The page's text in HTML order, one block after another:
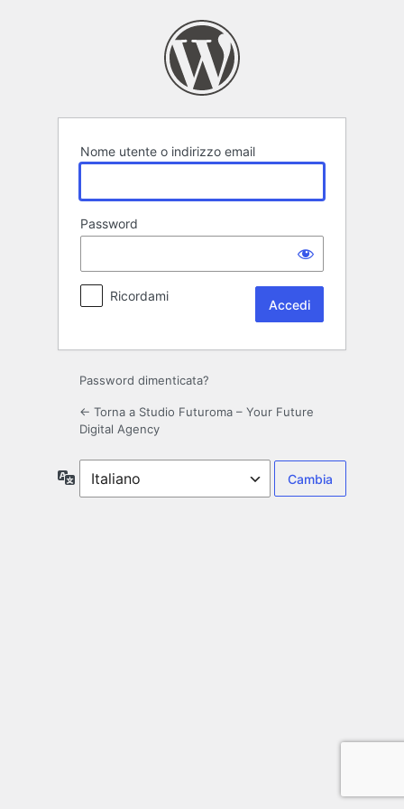
Nome utente o indirizzo email
Password
Ricordami
Password dimenticata?
← Torna a Studio Futuroma – Your Future
Digital Agency
Lingua